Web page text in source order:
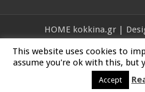
HOME kokkina.gr |
© Copyright 2026, All
This website uses cookies to
assume you're ok with this, but
Accept